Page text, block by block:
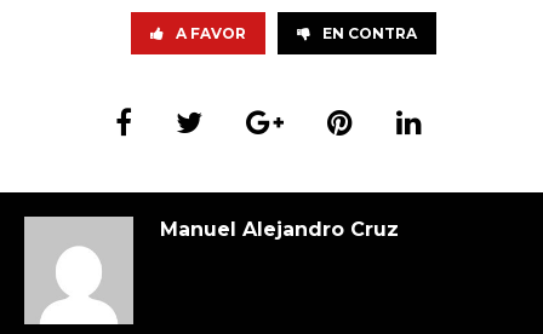
A FAVOR EN CONTRA
Manuel Alejandro Cruz